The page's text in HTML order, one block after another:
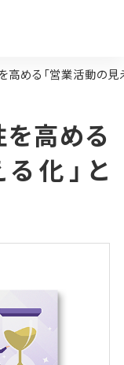
高める「営業活動の見
高める
化」と